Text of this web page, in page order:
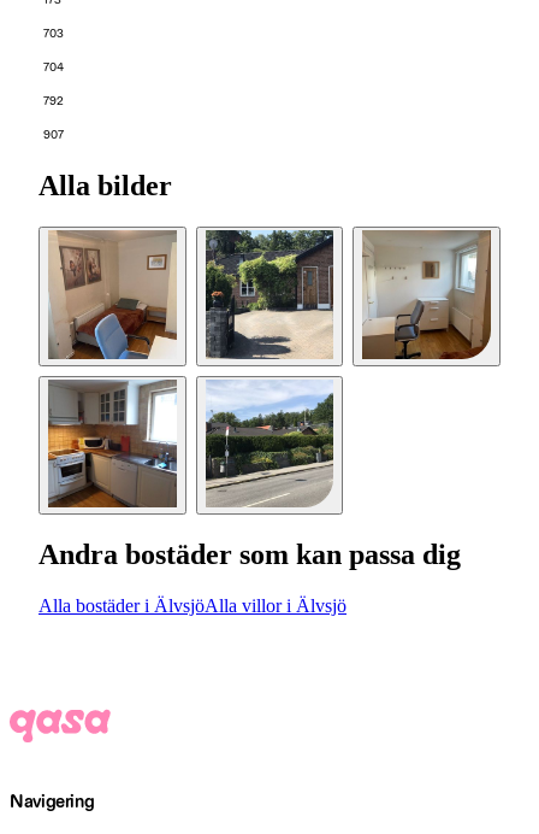
703
704
792
907
Alla bilder
Andra bostäder som kan passa dig
Alla bostäder i ÄlvsjöAlla villor i Älvsjö
Navigering